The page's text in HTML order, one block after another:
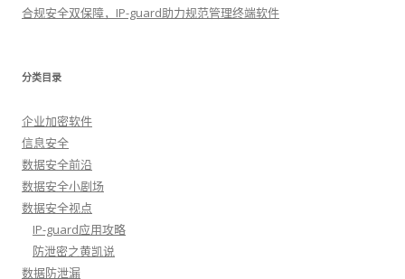
合规安全双保障，IP-guard助力规范管理终端软件
分类目录
企业加密软件
信息安全
数据安全前沿
数据安全小剧场
数据安全视点
IP-guard应用攻略
防泄密之黄凯说
数据防泄漏